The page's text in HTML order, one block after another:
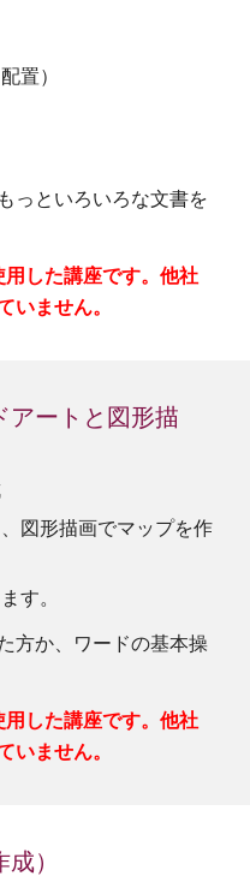
置）
っといろいろな文書を
した講座です。他社
いません。
アートと 図形描
図形描画でマップを作
す。
方か、ワードの基本操
した講座です。他社
いません。
成）